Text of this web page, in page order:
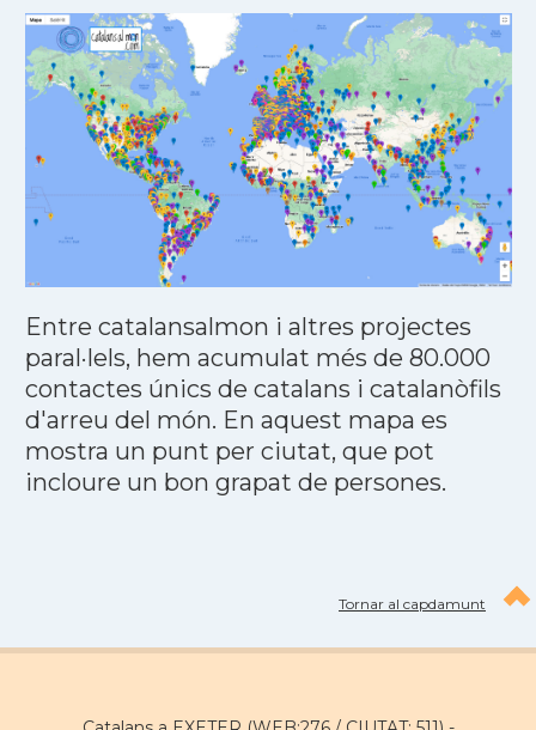
Entre catalansalmon i altres projectes
paral·lels, hem acumulat més de 80.000
contactes únics de catalans i catalanòfils
d'arreu del món. En aquest mapa es
mostra un punt per ciutat, que pot
incloure un bon grapat de persones.
Tornar al capdamunt